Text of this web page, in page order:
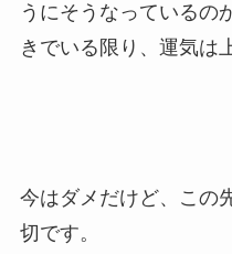
うにそうなっているの
きでいる限り、運気は
今はダメだけど、この
切です。